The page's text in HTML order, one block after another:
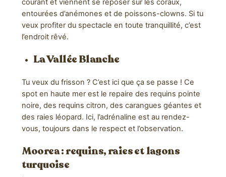
courant et viennent se reposer sur les coraux,
entourées d’anémones et de poissons-clowns. Si tu
veux profiter du spectacle en toute tranquillité, c’est
l’endroit rêvé.
La Vallée Blanche
Tu veux du frisson ? C’est ici que ça se passe ! Ce
spot en haute mer est le repaire des requins pointe
noire, des requins citron, des carangues géantes et
des raies léopard. Ici, l’adrénaline est au rendez-
vous, toujours dans le respect et l’observation.
Moorea: requins, raies et lagons
turquoise